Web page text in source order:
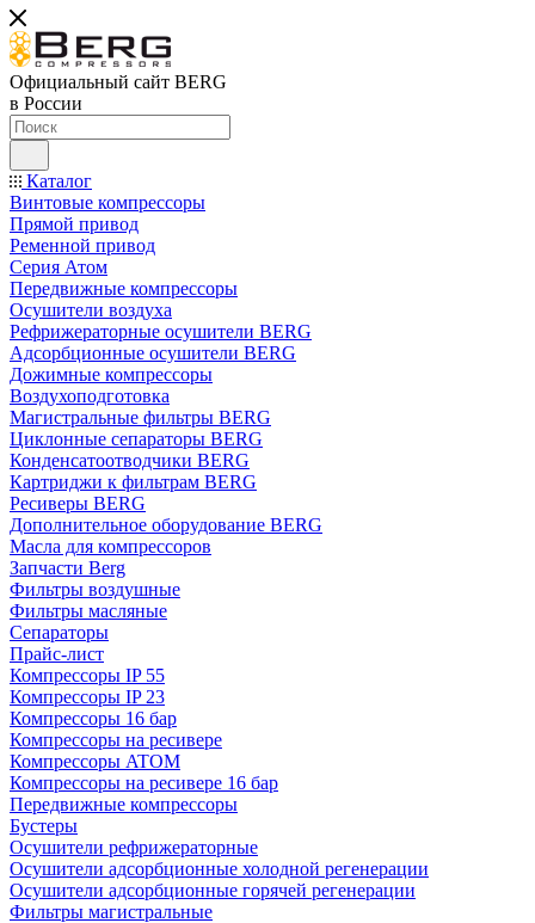
Официальный сайт BERG
в России
Каталог
Винтовые компрессоры
Прямой привод
Ременной привод
Серия Атом
Передвижные компрессоры
Осушители воздуха
Рефрижераторные осушители BERG
Адсорбционные осушители BERG
Дожимные компрессоры
Воздухоподготовка
Магистральные фильтры BERG
Циклонные сепараторы BERG
Конденсатоотводчики BERG
Картриджи к фильтрам BERG
Ресиверы BERG
Дополнительное оборудование BERG
Масла для компрессоров
Запчасти Berg
Фильтры воздушные
Фильтры масляные
Сепараторы
Прайс-лист
Компрессоры IP 55
Компрессоры IP 23
Компрессоры 16 бар
Компрессоры на ресивере
Компрессоры ATOM
Компрессоры на ресивере 16 бар
Передвижные компрессоры
Бустеры
Осушители рефрижераторные
Осушители адсорбционные холодной регенерации
Осушители адсорбционные горячей регенерации
Фильтры магистральные